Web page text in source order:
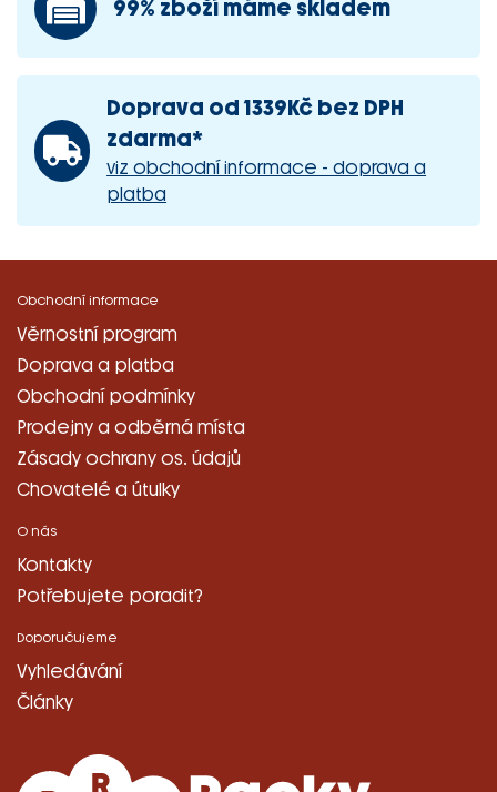
99% zboží máme skladem
Doprava od 1339Kč bez DPH
zdarma*
viz obchodní informace - doprava a
platba
Obchodní informace
Věrnostní program
Doprava a platba
Obchodní podmínky
Prodejny a odběrná místa
Zásady ochrany os. údajů
Chovatelé a útulky
O nás
Kontakty
Potřebujete poradit?
Doporučujeme
Vyhledávání
Články